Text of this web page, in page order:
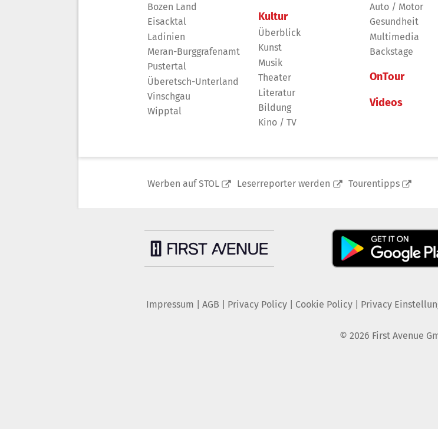
Bozen Land
Eisacktal
Ladinien
Meran-Burggrafenamt
Pustertal
Überetsch-Unterland
Vinschgau
Wipptal
Kultur
Überblick
Kunst
Musik
Theater
Literatur
Bildung
Kino / TV
Auto / Motor
Gesundheit
Multimedia
Backstage
OnTour
Videos
Werben auf STOL Leserreporter werden Tourentipps
Impressum AGB Privacy Policy| Cookie Policy| Privacy
© 2026 First Avenue